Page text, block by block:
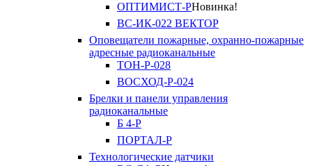
ОПТИМИСТ-РНовинка!
ВС-ИК-022 ВЕКТОР
Оповещатели пожарные, охранно-пожарные
адресные радиоканальные
ТОН-Р-028
ВОСХОД-Р-024
Брелки и панели управления
радиоканальные
Б 4-Р
ПОРТАЛ-Р
Технологические датчики